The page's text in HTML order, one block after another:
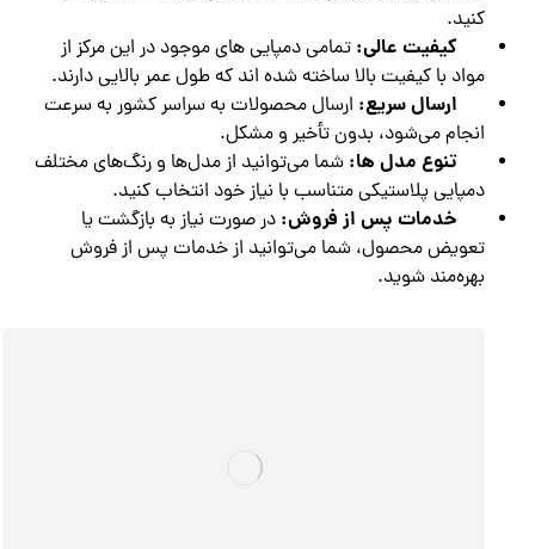
کنید.
کیفیت عالی: تمامی دمپایی های موجود در این مرکز از
مواد با کیفیت بالا ساخته شده اند که طول عمر بالایی دارند.
ارسال سریع: ارسال محصولات به سراسر کشور به سرعت
انجام می‌شود، بدون تأخیر و مشکل.
تنوع مدل ها: شما می‌توانید از مدل‌ها و رنگ‌های مختلف
دمپایی پلاستیکی متناسب با نیاز خود انتخاب کنید.
خدمات پس از فروش: در صورت نیاز به بازگشت یا
تعویض محصول، شما می‌توانید از خدمات پس از فروش
بهره‌مند شوید.